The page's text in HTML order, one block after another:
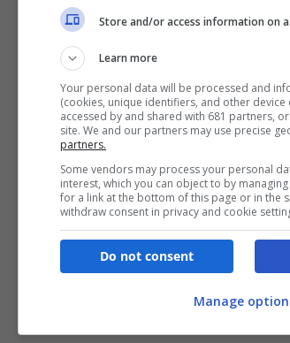
Store and/or access information on
Learn more
Your personal data will be processed and
(cookies, unique identifiers, and other device
accessed by and shared with 681 partners,
site. We and our partners may use precise
partners.
Some vendors may process your personal
interest, which you can object to by
for a link at the bottom of this page or in the
withdraw consent in privacy and cookie
Do not consent
Manage